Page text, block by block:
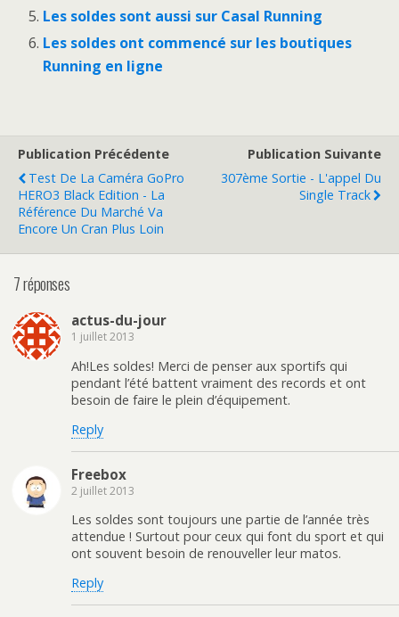
Les soldes sont aussi sur Casal Running
Les soldes ont commencé sur les boutiques
Running en ligne
Publication Précédente
Test De La Caméra GoPro
HERO3 Black Edition - La
Référence Du Marché Va
Encore Un Cran Plus Loin
Publication Suivante
307ème Sortie - L'appel Du
Single Track
7 réponses
actus-du-jour
1 juillet 2013
Ah!Les soldes! Merci de penser aux sportifs qui
pendant l’été battent vraiment des records et ont
besoin de faire le plein d’équipement.
Reply
Freebox
2 juillet 2013
Les soldes sont toujours une partie de l’année très
attendue ! Surtout pour ceux qui font du sport et qui
ont souvent besoin de renouveller leur matos.
Reply